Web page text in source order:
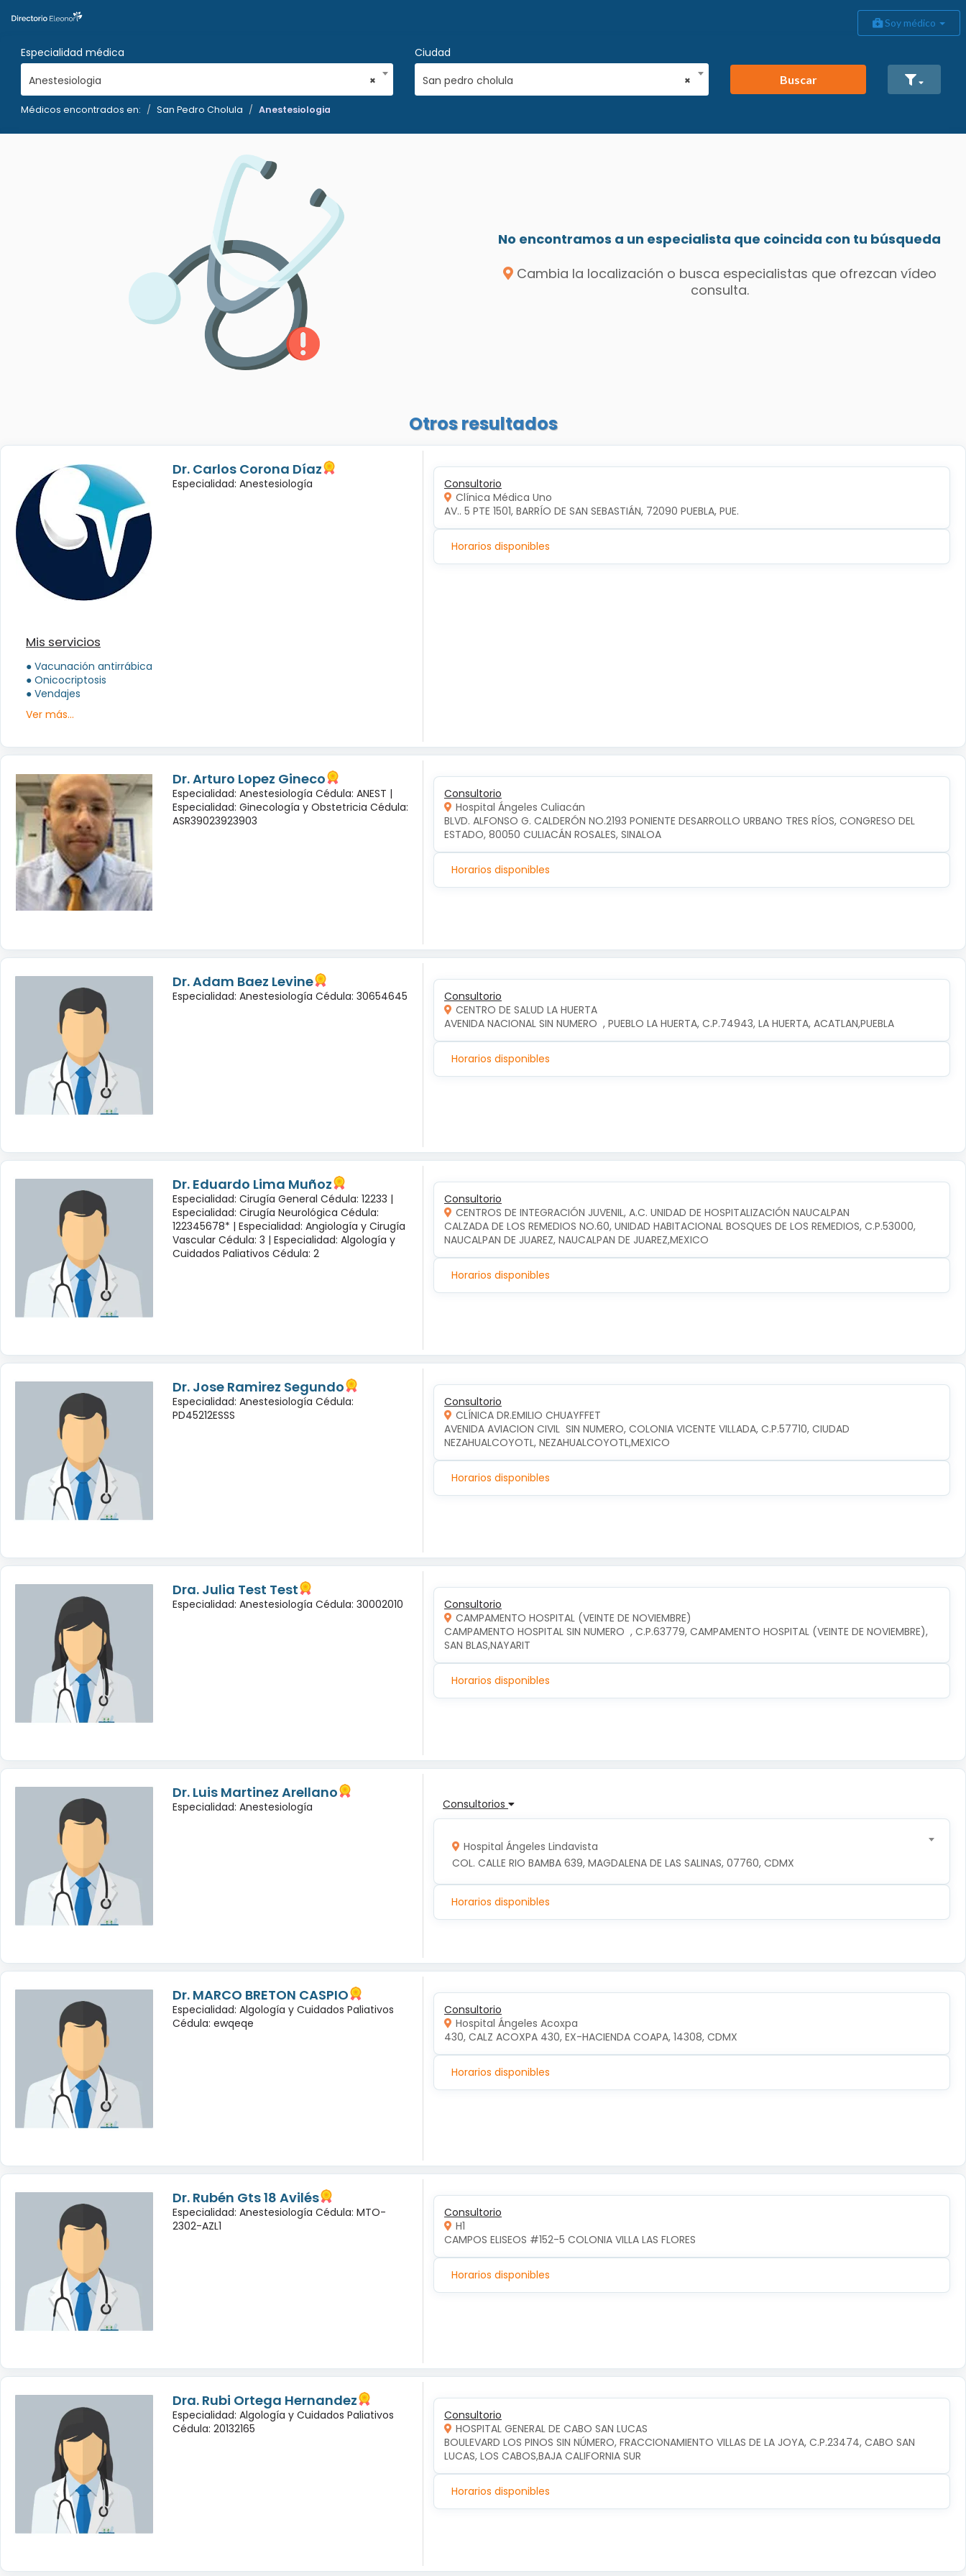
Soy médico
Especialidad médica
×
Anestesiologia
Ciudad
×
San pedro cholula Buscar
Médicos encontrados en: San Pedro Cholula Anestesiologia
No encontramos a un especialista que coincida con tu búsqueda
Cambia la localización o busca especialistas que ofrezcan vídeo
consulta.
Otros resultados
Dr. Carlos Corona Díaz
Especialidad: Anestesiología
Mis servicios
● Vacunación antirrábica
● Onicocriptosis
● Vendajes
Ver más...
Consultorio
Clínica Médica Uno
AV.. 5 PTE 1501, BARRÍO DE SAN SEBASTIÁN, 72090 PUEBLA, PUE.
Horarios disponibles
Dr. Arturo Lopez Gineco
Especialidad: Anestesiología Cédula: ANEST |
Especialidad: Ginecología y Obstetricia Cédula:
ASR39023923903
Consultorio
Hospital Ángeles Culiacán
BLVD. ALFONSO G. CALDERÓN NO.2193 PONIENTE DESARROLLO URBANO TRES RÍOS, CONGRESO DEL
ESTADO, 80050 CULIACÁN ROSALES, SINALOA
Horarios disponibles
Dr. Adam Baez Levine
Especialidad: Anestesiología Cédula: 30654645
Consultorio
CENTRO DE SALUD LA HUERTA
AVENIDA NACIONAL SIN NUMERO  , PUEBLO LA HUERTA, C.P.74943, LA HUERTA, ACATLAN,PUEBLA
Horarios disponibles
Dr. Eduardo Lima Muñoz
Especialidad: Cirugía General Cédula: 12233 |
Especialidad: Cirugía Neurológica Cédula:
122345678* | Especialidad: Angiología y Cirugía
Vascular Cédula: 3 | Especialidad: Algología y
Cuidados Paliativos Cédula: 2
Consultorio
CENTROS DE INTEGRACIÓN JUVENIL, A.C. UNIDAD DE HOSPITALIZACIÓN NAUCALPAN
CALZADA DE LOS REMEDIOS NO.60, UNIDAD HABITACIONAL BOSQUES DE LOS REMEDIOS, C.P.53000,
NAUCALPAN DE JUAREZ, NAUCALPAN DE JUAREZ,MEXICO
Horarios disponibles
Dr. Jose Ramirez Segundo
Especialidad: Anestesiología Cédula:
PD45212ESSS
Consultorio
CLÍNICA DR.EMILIO CHUAYFFET
AVENIDA AVIACION CIVIL  SIN NUMERO, COLONIA VICENTE VILLADA, C.P.57710, CIUDAD
NEZAHUALCOYOTL, NEZAHUALCOYOTL,MEXICO
Horarios disponibles
Dra. Julia Test Test
Especialidad: Anestesiología Cédula: 30002010
Consultorio
CAMPAMENTO HOSPITAL (VEINTE DE NOVIEMBRE)
CAMPAMENTO HOSPITAL SIN NUMERO  , C.P.63779, CAMPAMENTO HOSPITAL (VEINTE DE NOVIEMBRE),
SAN BLAS,NAYARIT
Horarios disponibles
Dr. Luis Martinez Arellano
Especialidad: Anestesiología Consultorios
Hospital Ángeles Lindavista
COL. CALLE RIO BAMBA 639, MAGDALENA DE LAS SALINAS, 07760, CDMX
Horarios disponibles
Dr. MARCO BRETON CASPIO
Especialidad: Algología y Cuidados Paliativos
Cédula: ewqeqe
Consultorio
Hospital Ángeles Acoxpa
430, CALZ ACOXPA 430, EX-HACIENDA COAPA, 14308, CDMX
Horarios disponibles
Dr. Rubén Gts 18 Avilés
Especialidad: Anestesiología Cédula: MTO-
2302-AZL1
Consultorio
H1
CAMPOS ELISEOS #152-5 COLONIA VILLA LAS FLORES
Horarios disponibles
Dra. Rubi Ortega Hernandez
Especialidad: Algología y Cuidados Paliativos
Cédula: 20132165
Consultorio
HOSPITAL GENERAL DE CABO SAN LUCAS
BOULEVARD LOS PINOS SIN NÚMERO, FRACCIONAMIENTO VILLAS DE LA JOYA, C.P.23474, CABO SAN
LUCAS, LOS CABOS,BAJA CALIFORNIA SUR
Horarios disponibles